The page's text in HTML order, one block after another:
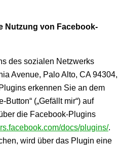
Nutzung von Facebook-
des sozialen Netzwerks
Avenue, Palo Alto, CA 94304,
erkennen Sie an dem
(„Gefällt mir“) auf
die Facebook-Plugins
docs/plugins/.
wird über das Plugin eine